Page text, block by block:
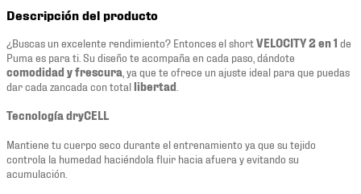
Descripción del producto
¿Buscas un excelente rendimiento? Entonces el shortVELOCITY 2 en 1 de
Puma es para ti. Su diseño te acompaña en cada paso, dándote
comodidad y frescura , ya que te ofrece un ajuste ideal para que puedas
dar cada zancada con totallibertad
Tecnología dryCELL
Mantiene tu cuerpo seco durante el entrenamiento ya que su tejido
controla la humedad haciéndola fluir hacia afuera y evitando su
acumulación.